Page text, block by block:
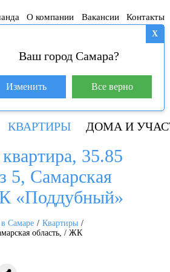
О компании Вакансии Контакты
База покупателей (600)
+7 917 145-78-45
КВАРТИРЫ ДОМА И
X
Ваш город Самара?
Изменить Все верно
35.85
5, Самарская
«Поддубный»
Самаре
Квартиры
область, / ЖК